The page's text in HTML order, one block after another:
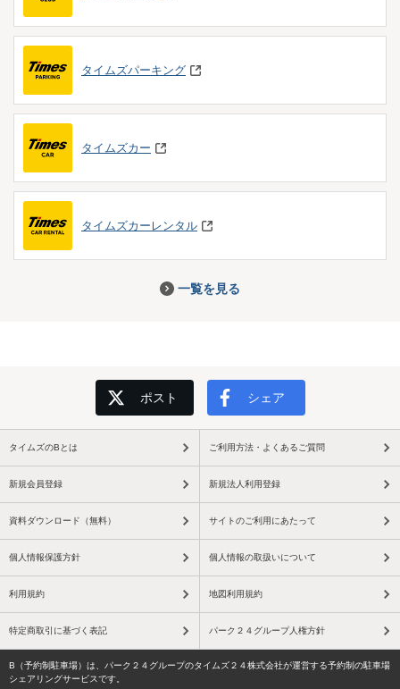
タイムズパーキング
タイムズカー
タイムズカーレンタル
一覧を見る
ポスト シェア
タイムズのBとは ご利用方法・よくあるご質問
新規会員登録 新規法人利用登録
資料ダウンロード（無料） サイトのご利用にあたって
個人情報保護方針 個人情報の取扱いについて
利用規約 地図利用規約
特定商取引に基づく表記 パーク２４グループ人権方針
B（予約制駐車場）は、パーク２４グループのタイムズ２４株式会社が運営する予約制の駐車場
シェアリングサービスです。